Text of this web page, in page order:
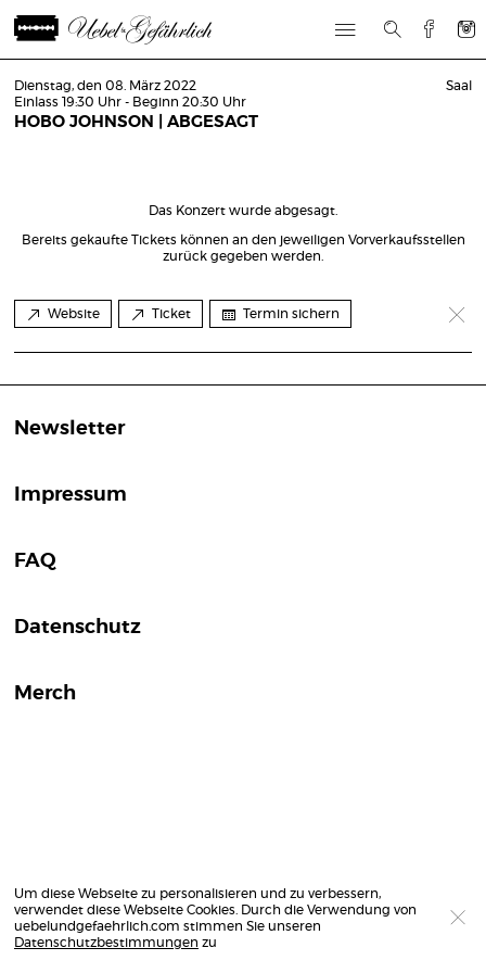
Dienstag, den 08. März 2022
Einlass 19:30 Uhr - Beginn 20:30 Uhr
HOBO JOHNSON | ABGESAGT
Saal
Das Konzert wurde abgesagt.
Bereits gekaufte Tickets können an den jeweiligen Vorverkaufsstellen
zurück gegeben werden.
Website Ticket Termin sichern
Newsletter
Impressum
FAQ
Datenschutz
Merch
Um diese Webseite zu personalisieren und zu verbessern,
verwendet diese Webseite Cookies. Durch die Verwendung von
uebelundgefaehrlich.com stimmen Sie unseren
Datenschutzbestimmungen zu